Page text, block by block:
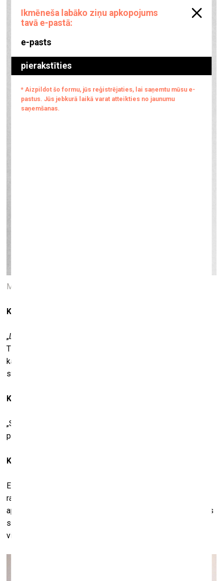
Miko Hinca darbs izstādē „
Kas/kurš ir pazudis (
„Lost
Tie ir dabas un figūru zīmējumi. Zīmēšanas procesā idejas,
kas bijušas sākumā, var tikt pazaudētas un aizmirstas laikā
starp idejas rašanos un tās realizāciju.
Kur radās saldējums?
„Saldējums“ bija rotaļīga doma, kas radās kā atbilde
pazaudēšanās sajūtai.
Kas atrodas starp objektu un gleznu?
Es domāju, ka „starp“ paredz to, ka pa vidu var kaut kas
rasties. Tā īsti nav koncepcija, bet drīzāk mēģinājums
aprakstīt, kā gleznas izskatās. Darbiem patiesībā nav lielas
saistības ar glezniecību. Par tradicionālo gleznu atgādina
vien apakšrāmji. Darbi drīzāk ir kļuvuši par objektiem.